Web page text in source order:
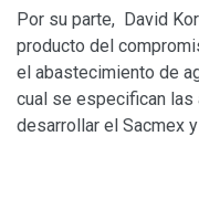
Por su parte, David
producto del
el abastecimiento de
cual se especifican las
desarrollar el Sacmex